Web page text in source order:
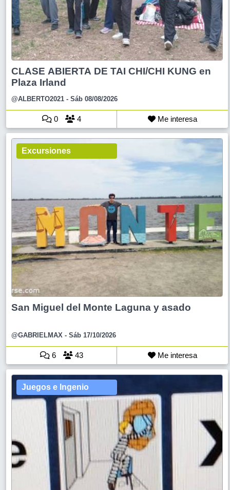
CLASE ABIERTA DE TAI CHI/CHI KUNG en
Plaza Irland
@ALBERTO2021 - Sáb 08/08/2026
0 4 Me interesa
Excursiones
San Miguel del Monte Laguna y asado
@GABRIELMAX - Sáb 17/10/2026
6 43 Me interesa
Juegos e Ingenio